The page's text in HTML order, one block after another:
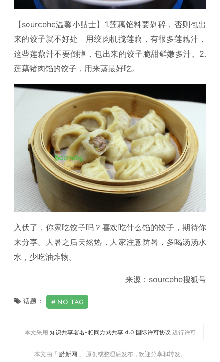
【sourcehe温馨小贴士】1.莲藕馅料要剁碎，否则包出
来的饺子就不好处，用绞肉机搅莲藕，有很多莲藕汁，
这些莲藕汁不要倒掉，包出来的饺子脆甜鲜嫩多汁。2.
莲藕猪肉馅的饺子，用来蒸最好吃。
入伏了，你家吃饺子吗？喜欢吃什么馅的饺子，期待你
来分享。大暑之后天然热，大家注意防暑，多喝汤汤水
水，少吃油炸物。
来源：sourcehe搜狐号
话题： NO TAG
本文采用 知识共享署名-相同方式共享 4.0 国际许可协议 进行许可
本文由「 黔新网 」 原创或整理后发布，欢迎分享和转发。